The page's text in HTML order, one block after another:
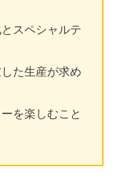
スペシャルテ
た生産が求め
を楽しむこと